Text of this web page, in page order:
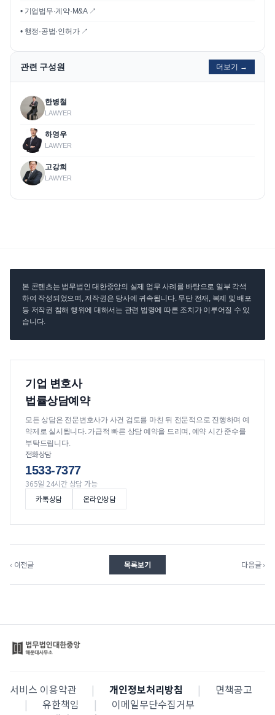
• 기업법무·계약·M&A ↗
• 행정·공법·인허가 ↗
관련 구성원 더보기 →
한병철
LAWYER
하영우
LAWYER
고강희
LAWYER
본 콘텐츠는 법무법인 대한중앙의 실제 업무 사례를 바탕으로 일부 각색
하여 작성되었으며, 저작권은 당사에 귀속됩니다. 무단 전재, 복제 및 배포
등 저작권 침해 행위에 대해서는 관련 법령에 따른 조치가 이루어질 수 있
습니다.
기업 변호사
법률상담예약
모든 상담은 전문변호사가 사건 검토를 마친 뒤 전문적으로 진행하며 예
약제로 실시됩니다. 가급적 빠른 상담 예약을 드리며, 예약 시간 준수를
부탁드립니다.
전화상담
1533-7377
365일 24시간 상담 가능
카톡상담
온라인상담
‹ 이전글 목록보기 다음글 ›
서비스 이용약관 | 개인정보처리방침 |
면책공고
|
유한책임 |
이메일무단수집거부